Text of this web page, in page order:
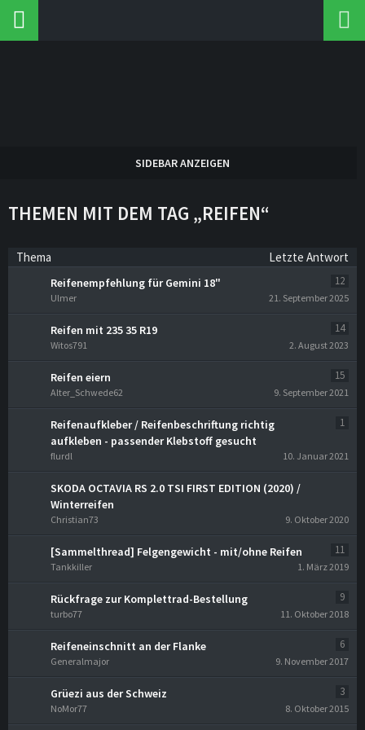
THEMEN MIT DEM TAG „REIFEN“
Thema Letzte Antwort
Reifenempfehlung für Gemini 18" 12
Ulmer 21. September 2025
Reifen mit 235 35 R19 14
Witos791 2. August 2023
Reifen eiern 15
Alter_Schwede62 9. September 2021
Reifenaufkleber / Reifenbeschriftung richtig
aufkleben - passender Klebstoff gesucht
1
flurdl 10. Januar 2021
SKODA OCTAVIA RS 2.0 TSI FIRST EDITION (2020) /
Winterreifen
Christian73 9. Oktober 2020
[Sammelthread] Felgengewicht - mit/ohne Reifen 11
Tankkiller 1. März 2019
Rückfrage zur Komplettrad-Bestellung 9
turbo77 11. Oktober 2018
Reifeneinschnitt an der Flanke 6
Generalmajor 9. November 2017
Grüezi aus der Schweiz 3
NoMor77 8. Oktober 2015